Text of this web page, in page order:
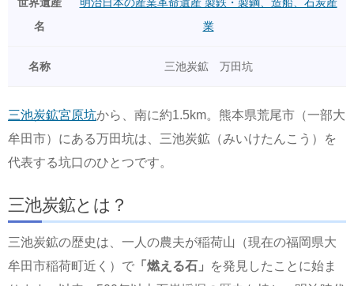
名
業
名称 三池炭鉱 万田坑
三池炭鉱宮原坑から、南に約1.5km。熊本県荒尾市（一部大
牟田市）にある万田坑は、三池炭鉱（みいけたんこう）を
代表する坑口のひとつです。
三池炭鉱とは？
三池炭鉱の歴史は、一人の農夫が稲荷山（現在の福岡県大
牟田市稲荷町近く）で 「燃える石」
を発見したことに始ま